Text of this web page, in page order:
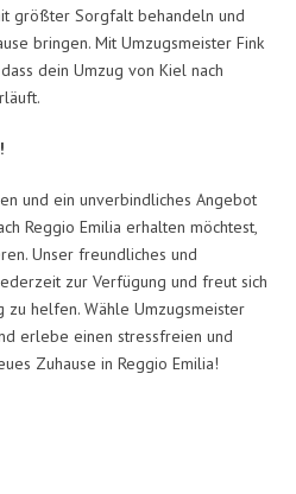
größter Sorgfalt behandeln und
bringen. Mit Umzugsmeister Fink
dein Umzug von Kiel nach
und ein unverbindliches Angebot
Reggio Emilia erhalten möchtest,
Unser freundliches und
zur Verfügung und freut sich
helfen. Wähle Umzugsmeister
erlebe einen stressfreien und
Zuhause in Reggio Emilia!